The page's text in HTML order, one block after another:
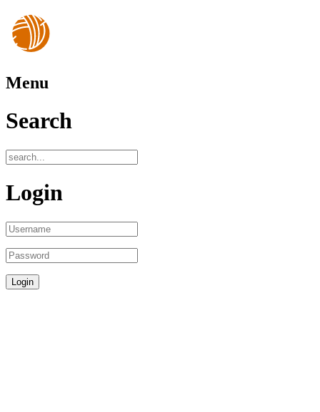
Menu
Search
Login